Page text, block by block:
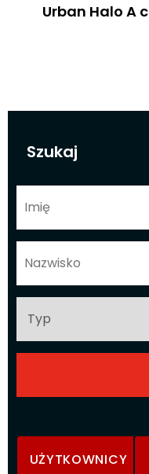
Szukaj
UŻYTKOWNICY